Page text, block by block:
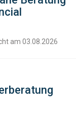
am 03.08.2026